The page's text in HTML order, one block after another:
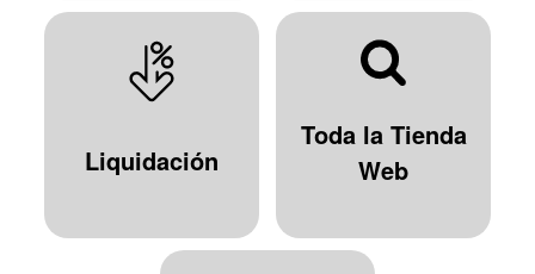
Liquidación
Toda la Tienda
Web